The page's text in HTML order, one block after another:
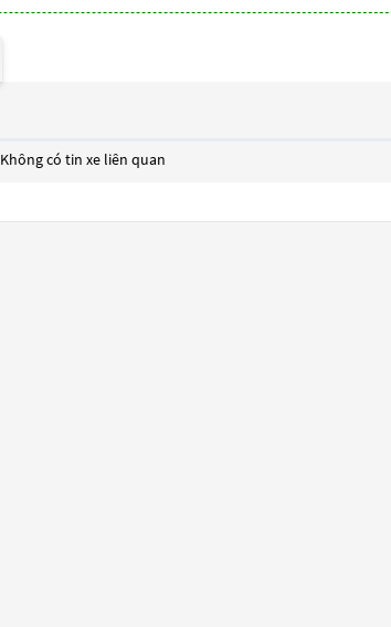
Không có tin xe liên quan